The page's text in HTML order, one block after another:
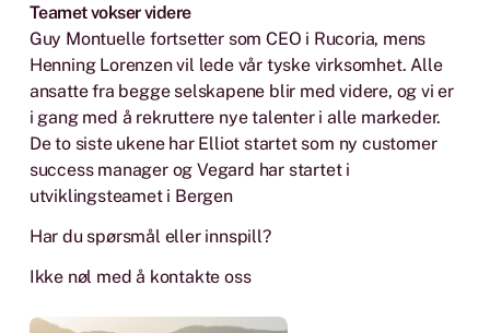
Teamet vokser videre
Guy Montuelle fortsetter som CEO i Rucoria, mens
Henning Lorenzen vil lede vår tyske virksomhet. Alle
ansatte fra begge selskapene blir med videre, og vi er
i gang med å rekruttere nye talenter i alle markeder.
De to siste ukene har Elliot startet som ny customer
success manager og Vegard har startet i
utviklingsteamet i Bergen
Har du spørsmål eller innspill?
Ikke nøl med å kontakte oss